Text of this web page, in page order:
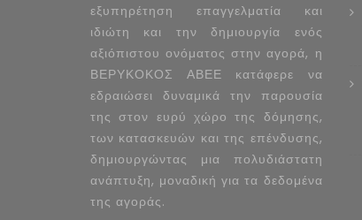
εξυπηρέτηση επαγγελματία και
ιδιώτη και την δημιουργία ενός
αξιόπιστου ονόματος στην αγορά, η
ΒΕΡΥΚΟΚΟΣ ΑΒΕΕ κατάφερε να
εδραιώσει δυναμικά την παρουσία
της στον ευρύ χώρο της δόμησης,
των κατασκευών και της επένδυσης,
δημιουργώντας μια πολυδιάστατη
ανάπτυξη, μοναδική για τα δεδομένα
της αγοράς.